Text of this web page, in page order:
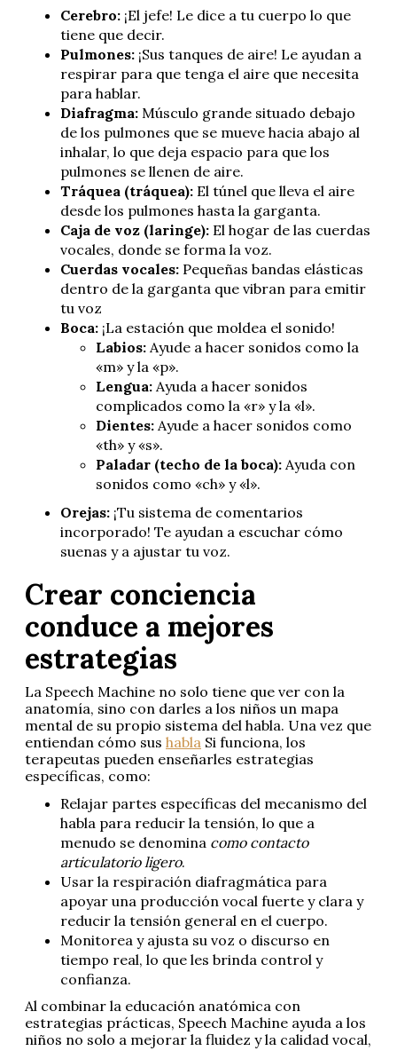
Cerebro: ¡El jefe! Le dice a tu cuerpo lo que
tiene que decir.
Pulmones: ¡Sus tanques de aire! Le ayudan a
respirar para que tenga el aire que necesita
para hablar.
Diafragma: Músculo grande situado debajo
de los pulmones que se mueve hacia abajo al
inhalar, lo que deja espacio para que los
pulmones se llenen de aire.
Tráquea (tráquea): El túnel que lleva el aire
desde los pulmones hasta la garganta.
Caja de voz (laringe): El hogar de las cuerdas
vocales, donde se forma la voz.
Cuerdas vocales: Pequeñas bandas elásticas
dentro de la garganta que vibran para emitir
tu voz
Boca: ¡La estación que moldea el sonido!
Labios: Ayude a hacer sonidos como la
«m» y la «p».
Lengua: Ayuda a hacer sonidos
complicados como la «r» y la «l».
Dientes: Ayude a hacer sonidos como
«th» y «s».
Paladar (techo de la boca): Ayuda con
sonidos como «ch» y «l».
Orejas: ¡Tu sistema de comentarios
incorporado! Te ayudan a escuchar cómo
suenas y a ajustar tu voz.
Crear conciencia
conduce a mejores
estrategias
La Speech Machine no solo tiene que ver con la
anatomía, sino con darles a los niños un mapa
mental de su propio sistema del habla. Una vez que
entiendan cómo sus habla Si funciona, los
terapeutas pueden enseñarles estrategias
específicas, como:
Relajar partes específicas del mecanismo del
habla para reducir la tensión, lo que a
menudo se denomina como contacto
articulatorio ligero.
Usar la respiración diafragmática para
apoyar una producción vocal fuerte y clara y
reducir la tensión general en el cuerpo.
Monitorea y ajusta su voz o discurso en
tiempo real, lo que les brinda control y
confianza.
Al combinar la educación anatómica con
estrategias prácticas, Speech Machine ayuda a los
niños no solo a mejorar la fluidez y la calidad vocal,